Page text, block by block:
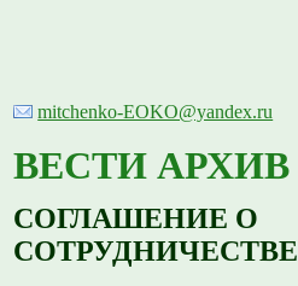
mitchenko-EOKO@yandex.ru
ВЕСТИ АРХИВ
СОГЛАШЕНИЕ О
СОТРУДНИЧЕСТВЕ